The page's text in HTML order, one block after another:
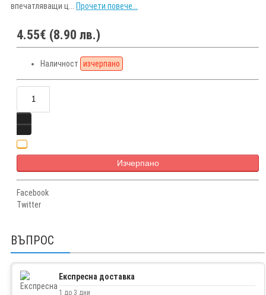
впечатляващи ц... Прочети повече...
4.55€ (8.90 лв.)
Наличност изчерпано
Изчерпано
Facebook
Twitter
ВЪПРОС
Експресна доставка
1 до 3 дни